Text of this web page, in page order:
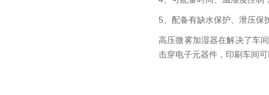
5、配备有缺水保护、泄压保
高压微雾加湿器在解决了车
击穿电子元器件，印刷车间